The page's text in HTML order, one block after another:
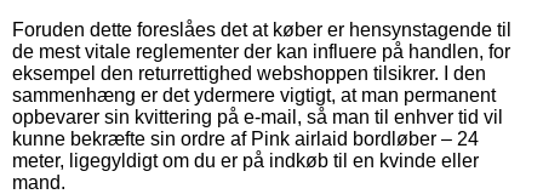
Foruden dette foreslåes det at køber er hensynstagende til
de mest vitale reglementer der kan influere på handlen, for
eksempel den returrettighed webshoppen tilsikrer. I den
sammenhæng er det ydermere vigtigt, at man permanent
opbevarer sin kvittering på e-mail, så man til enhver tid vil
kunne bekræfte sin ordre af Pink airlaid bordløber – 24
meter, ligegyldigt om du er på indkøb til en kvinde eller
mand.